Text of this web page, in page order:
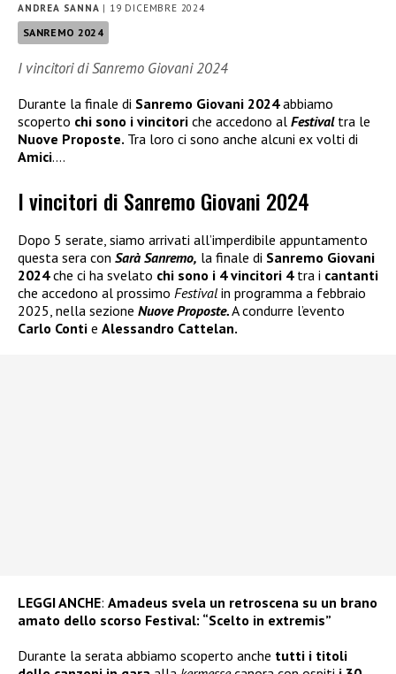
ANDREA SANNA | 19 DICEMBRE 2024
SANREMO 2024
I vincitori di Sanremo Giovani 2024
Durante la finale di Sanremo Giovani 2024abbiamo
scoperto chi sono i vincitori che accedono al Festival tra le
Nuove Proposte. Tra loro ci sono anche alcuni ex volti di
Amici….
I vincitori di Sanremo Giovani 2024
Dopo 5 serate, siamo arrivati all’imperdibile appuntamento
questa sera con Sarà Sanremo, la finale di Sanremo Giovani
2024che ci ha svelato chi sono i 4 vincitori 4 tra i cantanti
che accedono al prossimo Festival in programma a febbraio
2025, nella sezione Nuove Proposte.A condurre l’evento
Carlo Conti e Alessandro Cattelan.
LEGGI ANCHE: Amadeus svela un retroscena su un brano
amato dello scorso Festival: “Scelto in extremis”
Durante la serata abbiamo scoperto anche tutti i titoli